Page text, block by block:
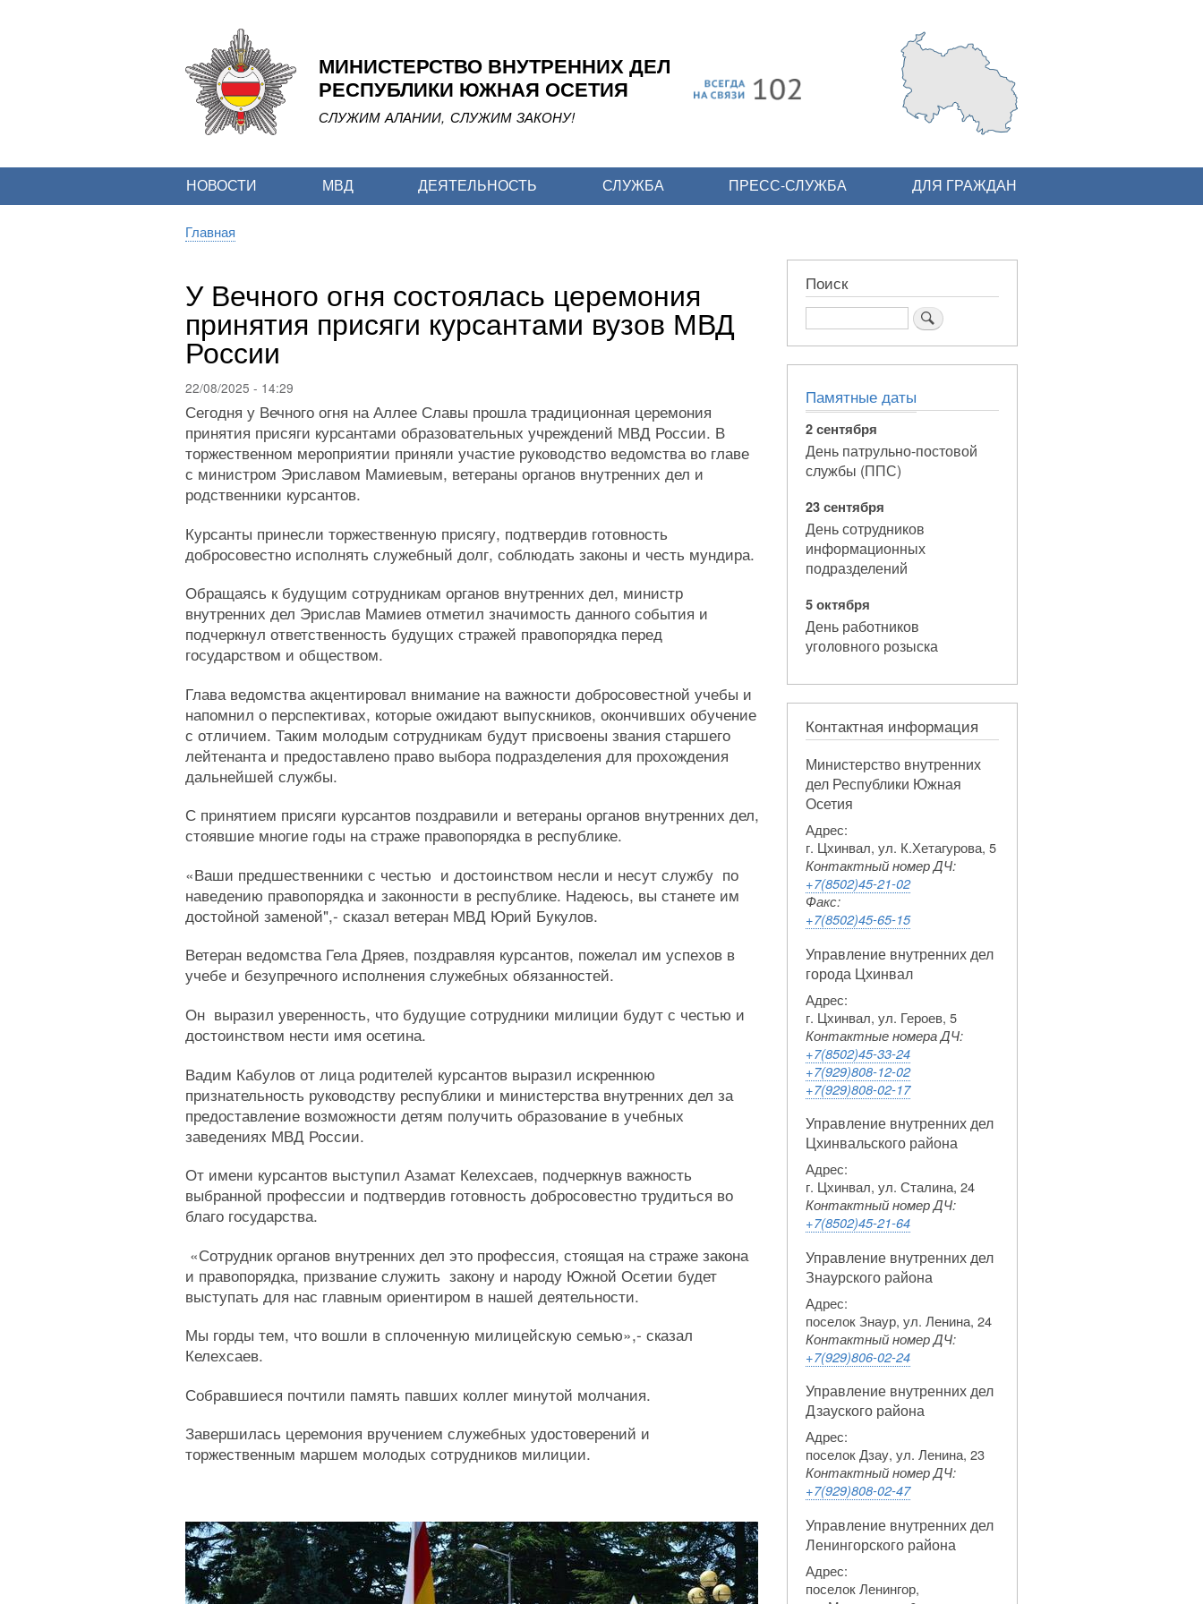
основному
содержанию
МИНИСТЕРСТВО ВНУТРЕННИХ ДЕЛ
РЕСПУБЛИКИ ЮЖНАЯ ОСЕТИЯ
СЛУЖИМ АЛАНИИ, СЛУЖИМ ЗАКОНУ!
НОВОСТИ МВД ДЕЯТЕЛЬНОСТЬ СЛУЖБА ПРЕСС-СЛУЖБА ДЛЯ ГРАЖДАН
Строка
Главная
У Вечного огня состоялась церемония
принятия присяги курсантами вузов МВД
России
22/08/2025 - 14:29
Сегодня у Вечного огня на Аллее Славы прошла традиционная церемония
принятия присяги курсантами образовательных учреждений МВД России. В
торжественном мероприятии приняли участие руководство ведомства во главе
с министром Эриславом Мамиевым, ветераны органов внутренних дел и
родственники курсантов.
Курсанты принесли торжественную присягу, подтвердив готовность
добросовестно исполнять служебный долг, соблюдать законы и честь мундира.
Обращаясь к будущим сотрудникам органов внутренних дел, министр
внутренних дел Эрислав Мамиев отметил значимость данного события и
подчеркнул ответственность будущих стражей правопорядка перед
государством и обществом.
Глава ведомства акцентировал внимание на важности добросовестной учебы и
напомнил о перспективах, которые ожидают выпускников, окончивших обучение
с отличием. Таким молодым сотрудникам будут присвоены звания старшего
лейтенанта и предоставлено право выбора подразделения для прохождения
дальнейшей службы.
С принятием присяги курсантов поздравили и ветераны органов внутренних дел,
стоявшие многие годы на страже правопорядка в республике.
«Ваши предшественники с честью и достоинством несли и несут службу по
наведению правопорядка и законности в республике. Надеюсь, вы станете им
достойной заменой",- сказал ветеран МВД Юрий Букулов.
Ветеран ведомства Гела Дряев, поздравляя курсантов, пожелал им успехов в
учебе и безупречного исполнения служебных обязанностей.
Он выразил уверенность, что будущие сотрудники милиции будут с честью и
достоинством нести имя осетина.
Вадим Кабулов от лица родителей курсантов выразил искреннюю
признательность руководству республики и министерства внутренних дел за
предоставление возможности детям получить образование в учебных
заведениях МВД России.
От имени курсантов выступил Азамат Келехсаев, подчеркнув важность
выбранной профессии и подтвердив готовность добросовестно трудиться во
благо государства.
«Сотрудник органов внутренних дел это профессия, стоящая на страже закона
и правопорядка, призвание служить закону и народу Южной Осетии будет
выступать для нас главным ориентиром в нашей деятельности.
Мы горды тем, что вошли в сплоченную милицейскую семью»,- сказал
Келехсаев.
Собравшиеся почтили память павших коллег минутой молчания.
Завершилась церемония вручением служебных удостоверений и
торжественным маршем молодых сотрудников милиции.
Поиск
Поиск
Памятные даты
2 сентября
День патрульно-постовой
службы (ППС)
23 сентября
День сотрудников
информационных
подразделений
5 октября
День работников
уголовного розыска
Контактная информация
Министерство внутренних
дел Республики Южная
Осетия
Адрес:
г. Цхинвал, ул. К.Хетагурова, 5
Контактный номер ДЧ:
+7(8502)45-21-02
Факс:
+7(8502)45-65-15
Управление внутренних дел
города Цхинвал
Адрес:
г. Цхинвал, ул. Героев, 5
Контактные номера ДЧ:
+7(8502)45-33-24
+7(929)808-12-02
+7(929)808-02-17
Управление внутренних дел
Цхинвальского района
Адрес:
г. Цхинвал, ул. Сталина, 24
Контактный номер ДЧ:
+7(8502)45-21-64
Управление внутренних дел
Знаурского района
Адрес:
поселок Знаур, ул. Ленина, 24
Контактный номер ДЧ:
+7(929)806-02-24
Управление внутренних дел
Дзауского района
Адрес:
поселок Дзау, ул. Ленина, 23
Контактный номер ДЧ:
+7(929)808-02-47
Управление внутренних дел
Ленингорского района
Адрес:
поселок Ленингор,